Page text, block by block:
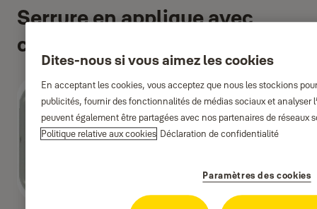
Serrure en applique avec
canon de sécurité
Dites-nous si vous aimez les cookies
En acceptant les cookies, vous acceptez que nous les stockions
publicités, fournir des fonctionnalités de médias sociaux et analyser
peuvent également être partagées avec nos partenaires de réseaux
Politique relative aux cookies Déclaration de confidentialité
Paramètres des cookies